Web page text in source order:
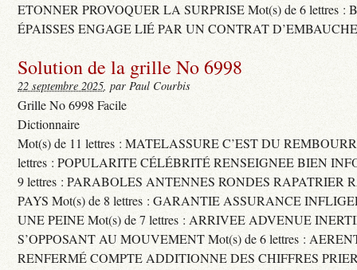
ETONNER PROVOQUER LA SURPRISE Mot(s) de 6 lettres :
ÉPAISSES ENGAGE LIÉ PAR UN CONTRAT
Solution de la grille No 6998
22 septembre 2025, par Paul Courbis
Grille No 6998 Facile
Dictionnaire
Mot(s) de 11 lettres : MATELASSURE C’EST DU
lettres : POPULARITE CÉLÉBRITÉ RENSEIGNEE BIEN
9 lettres : PARABOLES ANTENNES RONDES RAPATRIER
PAYS Mot(s) de 8 lettres : GARANTIE ASSURANCE
UNE PEINE Mot(s) de 7 lettres : ARRIVEE ADVENUE
S’OPPOSANT AU MOUVEMENT Mot(s) de 6 lettres :
RENFERMÉ COMPTE ADDITIONNE DES CHIFFRES